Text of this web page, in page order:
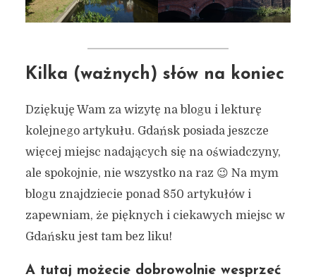
Kilka (ważnych) słów na koniec
Dziękuję Wam za wizytę na blogu i lekturę
kolejnego artykułu. Gdańsk posiada jeszcze
więcej miejsc nadających się na oświadczyny,
ale spokojnie, nie wszystko na raz 😉 Na mym
blogu znajdziecie ponad 850 artykułów i
zapewniam, że pięknych i ciekawych miejsc w
Gdańsku jest tam bez liku!
A tutaj możecie dobrowolnie wesprzeć